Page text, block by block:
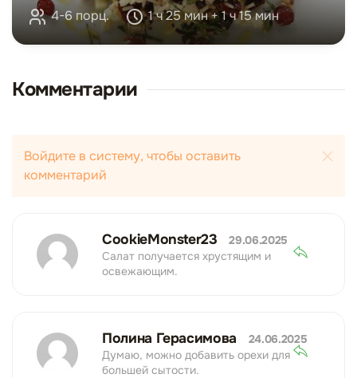
4-6 порц. 1 ч 25 мин + 1 ч 15 мин
Комментарии
Войдите в систему, чтобы оставить
комментарий
CookieMonster23
29.06.2025
Салат получается хрустящим и
освежающим.
Полина Герасимова
24.06.2025
Думаю, можно добавить орехи для
большей сытости.